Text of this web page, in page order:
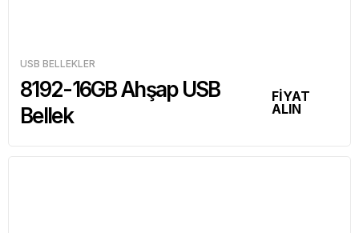
USB BELLEKLER
8192-16GB Ahşap USB
Bellek
FİYAT
ALIN